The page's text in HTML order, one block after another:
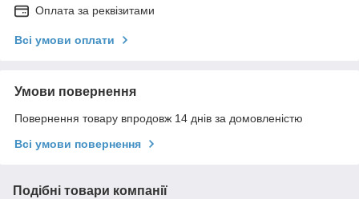
Оплата за реквізитами
Всі умови оплати
Умови повернення
Повернення товару впродовж 14 днів за домовленістю
Всі умови повернення
Подібні товари компанії